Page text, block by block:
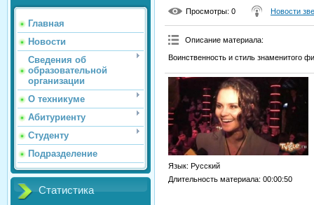
Главная
Новости
Сведения об
образовательной
организации
О техникуме
Абитуриенту
Студенту
Подразделение
Статистика
Просмотры: 0 Новости
Описание материала:
Воинственность и стиль знаменитого
Язык: Русский
Длительность материала: 00:00:50